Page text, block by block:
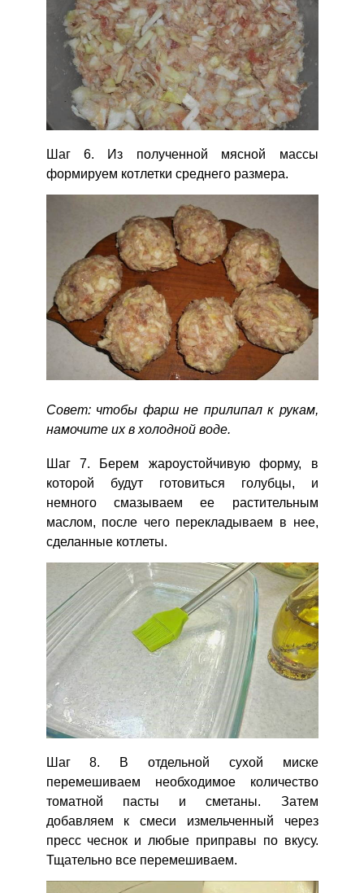
Шаг 6. Из полученной мясной массы
формируем котлетки среднего размера.
Совет: чтобы фарш не прилипал к рукам,
намочите их в холодной воде.
Шаг 7. Берем жароустойчивую форму, в
которой будут готовиться голубцы, и
немного смазываем ее растительным
маслом, после чего перекладываем в нее,
сделанные котлеты.
Шаг 8. В отдельной сухой миске
перемешиваем необходимое количество
томатной пасты и сметаны. Затем
добавляем к смеси измельченный через
пресс чеснок и любые приправы по вкусу.
Тщательно все перемешиваем.